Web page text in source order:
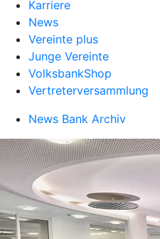
Karriere
News
Vereinte plus
Junge Vereinte
VolksbankShop
Vertreterversammlung
News Bank Archiv